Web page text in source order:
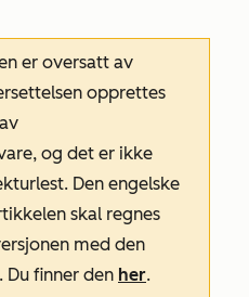
er oversatt av
opprettes
og det er ikke
Den engelske
skal regnes
med den
Du finner den her.